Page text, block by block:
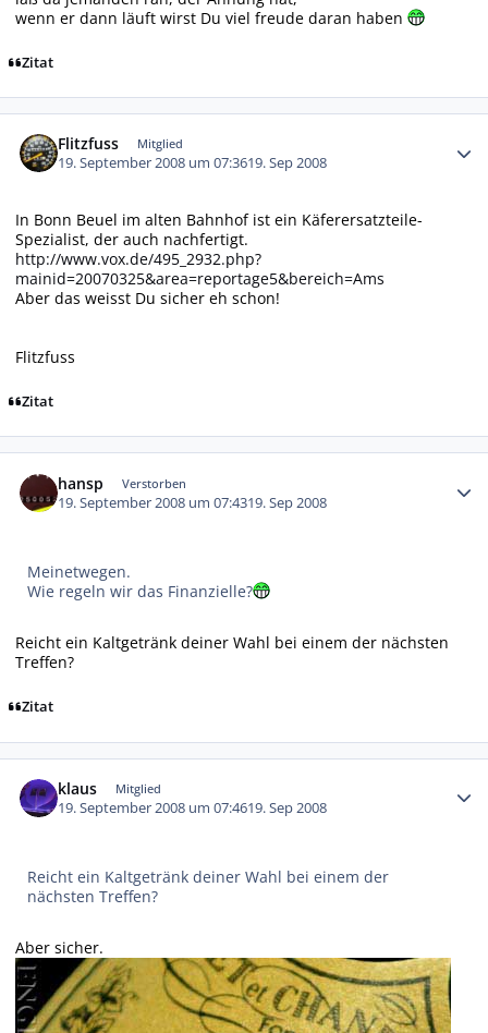
wenn er dann läuft wirst Du viel freude daran haben
Zitat
Flitzfuss Mitglied
19. September 2008 um 07:3619. Sep 2008
In Bonn Beuel im alten Bahnhof ist ein Käferersatzteile-
Spezialist, der auch nachfertigt.
http://www.vox.de/495_2932.php?
mainid=20070325&area=reportage5&bereich=Ams
Aber das weisst Du sicher eh schon!
Flitzfuss
Zitat
hansp Verstorben
19. September 2008 um 07:4319. Sep 2008
Meinetwegen.
Wie regeln wir das Finanzielle?
Reicht ein Kaltgetränk deiner Wahl bei einem der nächsten
Treffen?
Zitat
klaus Mitglied
19. September 2008 um 07:4619. Sep 2008
Reicht ein Kaltgetränk deiner Wahl bei einem der
nächsten Treffen?
Aber sicher.